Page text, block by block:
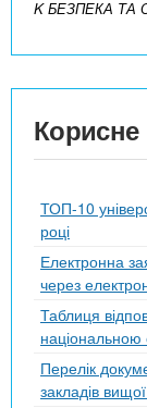
K БЕЗПЕКА ТА
Корисне
ТОП-10
році
Електронна
через
Таблиця
національною
Перелік
закладів